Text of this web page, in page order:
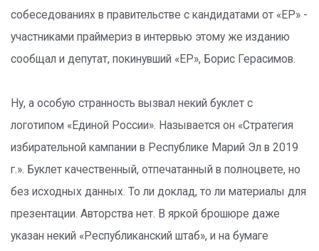
собеседованиях в правительстве с кандидатами от «ЕР» -
участниками праймериз в интервью этому же изданию
сообщал и депутат, покинувший «ЕР», Борис Герасимов.
Ну, а особую странность вызвал некий буклет с
логотипом «Единой России». Называется он «Стратегия
избирательной кампании в Республике Марий Эл в 2019
г.». Буклет качественный, отпечатанный в полноцвете, но
без исходных данных. То ли доклад, то ли материалы для
презентации. Авторства нет. В яркой брошюре даже
указан некий «Республиканский штаб», и на бумаге